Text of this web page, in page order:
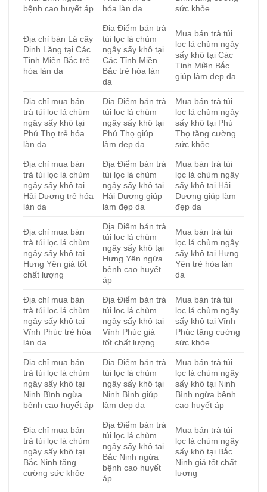
bệnh cao huyết áp
hóa làn da
sức khỏe
Địa chỉ bán Lá cây
Đinh Lăng tại Các
Tỉnh Miền Bắc trẻ
hóa làn da
Địa Điểm bán trà
túi lọc lá chùm
ngây sấy khô tại
Các Tỉnh Miền
Bắc trẻ hóa làn
da
Mua bán trà túi
lọc lá chùm ngây
sấy khô tại Các
Tỉnh Miền Bắc
giúp làm đẹp da
Địa chỉ mua bán
trà túi lọc lá chùm
ngây sấy khô tại
Phú Thọ trẻ hóa
làn da
Địa Điểm bán trà
túi lọc lá chùm
ngây sấy khô tại
Phú Thọ giúp
làm đẹp da
Mua bán trà túi
lọc lá chùm ngây
sấy khô tại Phú
Thọ tăng cường
sức khỏe
Địa chỉ mua bán
trà túi lọc lá chùm
ngây sấy khô tại
Hải Dương trẻ hóa
làn da
Địa Điểm bán trà
túi lọc lá chùm
ngây sấy khô tại
Hải Dương giúp
làm đẹp da
Mua bán trà túi
lọc lá chùm ngây
sấy khô tại Hải
Dương giúp làm
đẹp da
Địa chỉ mua bán
trà túi lọc lá chùm
ngây sấy khô tại
Hưng Yên giá tốt
chất lượng
Địa Điểm bán trà
túi lọc lá chùm
ngây sấy khô tại
Hưng Yên ngừa
bệnh cao huyết
áp
Mua bán trà túi
lọc lá chùm ngây
sấy khô tại Hưng
Yên trẻ hóa làn
da
Địa chỉ mua bán
trà túi lọc lá chùm
ngây sấy khô tại
Vĩnh Phúc trẻ hóa
làn da
Địa Điểm bán trà
túi lọc lá chùm
ngây sấy khô tại
Vĩnh Phúc giá
tốt chất lượng
Mua bán trà túi
lọc lá chùm ngây
sấy khô tại Vĩnh
Phúc tăng cường
sức khỏe
Địa chỉ mua bán
trà túi lọc lá chùm
ngây sấy khô tại
Ninh Bình ngừa
bệnh cao huyết áp
Địa Điểm bán trà
túi lọc lá chùm
ngây sấy khô tại
Ninh Bình giúp
làm đẹp da
Mua bán trà túi
lọc lá chùm ngây
sấy khô tại Ninh
Bình ngừa bệnh
cao huyết áp
Địa chỉ mua bán
trà túi lọc lá chùm
ngây sấy khô tại
Bắc Ninh tăng
cường sức khỏe
Địa Điểm bán trà
túi lọc lá chùm
ngây sấy khô tại
Bắc Ninh ngừa
bệnh cao huyết
áp
Mua bán trà túi
lọc lá chùm ngây
sấy khô tại Bắc
Ninh giá tốt chất
lượng